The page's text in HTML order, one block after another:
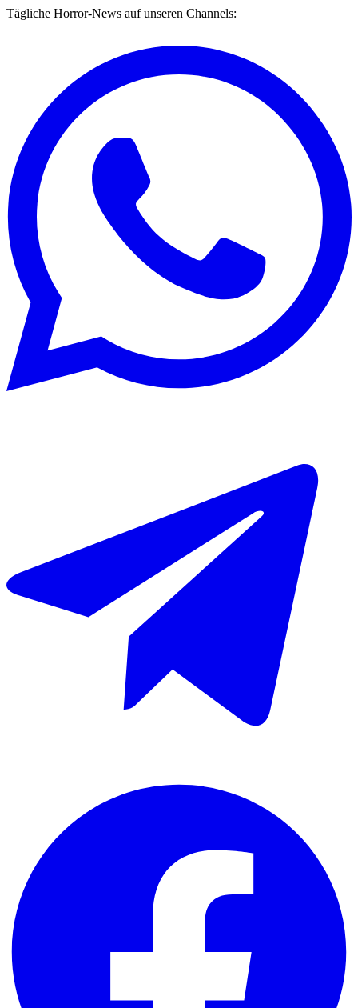
Tägliche Horror-News auf unseren Channels: